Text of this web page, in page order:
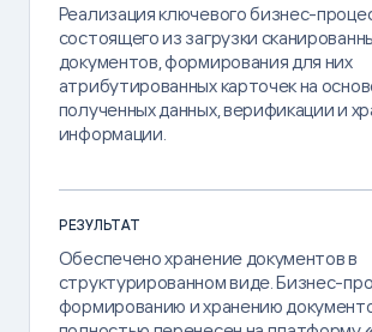
Реализация ключевого бизнес-
состоящего из загрузки
документов, формирования для них
атрибутированных карточек на
полученных данных, верификации и
информации.
РЕЗУЛЬТАТ
Обеспечено хранение документов в
структурированном виде. Бизнес-
формированию и хранению